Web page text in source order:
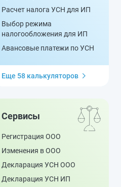
Расчет налога УСН для ИП
Выбор режима
налогообложения для ИП
Авансовые платежи по УСН
Еще 58 калькуляторов
Сервисы
Регистрация ООО
Изменения в ООО
Декларация УСН ООО
Декларация УСН ИП